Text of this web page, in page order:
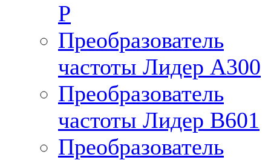
P
Преобразователь
частоты Лидер А300
Преобразователь
частоты Лидер B601
Преобразователь